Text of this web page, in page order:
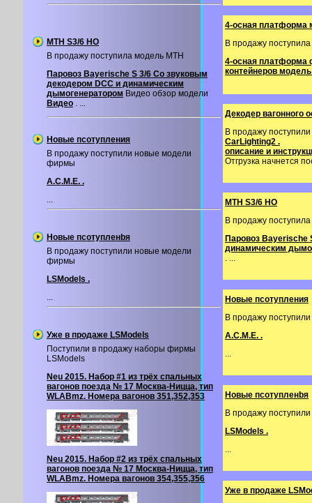
MTH S3/6 HO
В продажу поступила модель MTH
Паровоз Bayerische S 3/6 Со звуковым
декодером DCC и динамическим
дымогенератором Видео обзор модели
Видео . ...
Новые псотупления
В продажу поступили новые модели
фирмы
A.C.M.E. .
...
Новые псотупленbя
В продажу поступили новые модели
фирмы
LSModels .
...
Уже в продаже LSModels
Поступили в продажу наборы фирмы
LSModels
Neu 2015. Набор #1 из трёх спальных
вагонов поезда № 17 Москва-Ницца, тип
WLABmz. Номера вагонов 351,352,353
Neu 2015. Набор #2 из трёх спальных
вагонов поезда № 17 Москва-Ницца, тип
WLABmz. Номера вагонов 354,355,356
4-осная платформа
В продажу
4-осная платформа
контейнеров
Декодер вагонного
В продажу
CarLighting2 .
описание и
Отгрузка начнется
MTH S3/6 HO
В продажу
Паровоз Bayerische
динамическим
. ...
Новые псотупления
В продажу
A.C.M.E. .
...
Новые псотупленbя
В продажу
LSModels .
...
Уже в продаже